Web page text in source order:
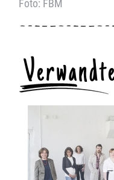
Foto: FBM